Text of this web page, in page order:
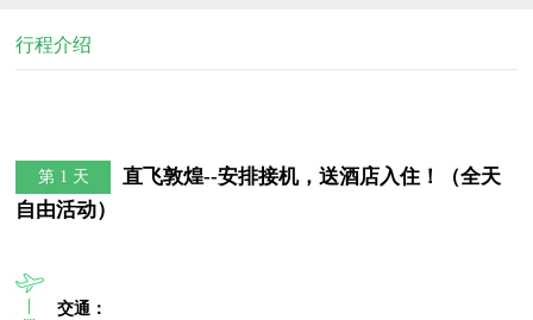
行程介绍
第 1 天
直飞敦煌--安排接机，送酒店入住！（全天
自由活动）
交通：